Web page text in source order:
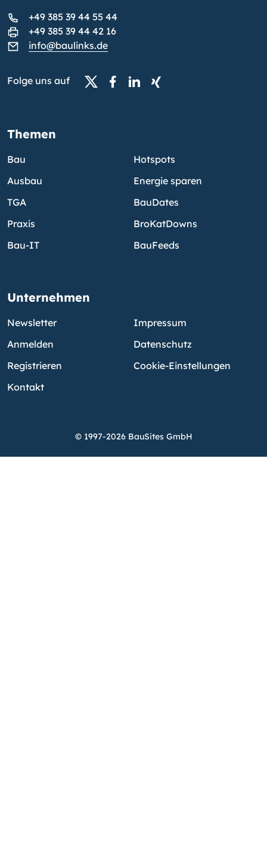
+49 385 39 44 55 44
+49 385 39 44 42 16
info@baulinks.de
Folge uns auf
Themen
Bau
Ausbau
TGA
Praxis
Bau-IT
Hotspots
Energie sparen
BauDates
BroKatDowns
BauFeeds
Unternehmen
Newsletter
Anmelden
Registrieren
Kontakt
Impressum
Datenschutz
Cookie-Einstellungen
© 1997-2026 BauSites GmbH